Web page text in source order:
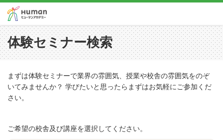
体験セミナー検索
まずは体験セミナーで業界の雰囲気、授業や校舎の雰囲気をのぞ
いてみませんか？ 学びたいと思ったらまずはお気軽にご参加くだ
さい。
ご希望の校舎及び講座を選択してください。